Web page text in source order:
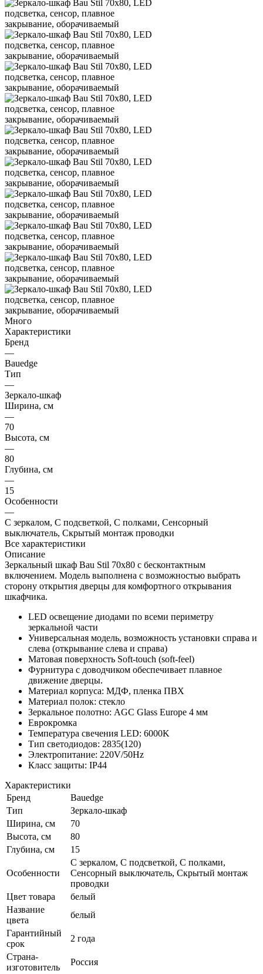
Много
Характеристики
Бренд
—
Bauedge
Тип
—
Зеркало-шкаф
Ширина, см
—
70
Высота, см
—
80
Глубина, см
—
15
Особенности
—
С зеркалом, С подсветкой, С полками, Сенсорный
выключатель, Скрытый монтаж проводки
Все характеристики
Описание
Зеркальный шкаф Bau Stil 70х80 с бесконтактным
включением. Модель выполнена с возможностью выбрать
сторону открытия дверцы для комфортного открывания
шкафчика.
LED освещение диодами по всеми периметру
зеркальной части
Универсальная модель, возможность установки справа и
слева (открывание слева и справа)
Матовая поверхность Soft-touch (soft-feel)
Фурнитура с доводчиком обеспечивает плавное
движение дверцы.
Материал корпуса: МДФ, пленка ПВХ
Материал полок: стекло
Зеркальное полотно: AGC Glass Europe 4 мм
Еврокромка
Температура свечения LED: 6000K
Тип светодиодов: 2835(120)
Электропитание: 220V/50Hz
Класс защиты: IP44
Характеристики
Бренд
Bauedge
Тип
Зеркало-шкаф
Ширина, см
70
Высота, см
80
Глубина, см
15
Особенности
С зеркалом, С подсветкой, С полками,
Сенсорный выключатель, Скрытый монтаж
проводки
Цвет товара
белый
Название
цвета
белый
Гарантийный
срок
2 года
Страна-
изготовитель
Россия